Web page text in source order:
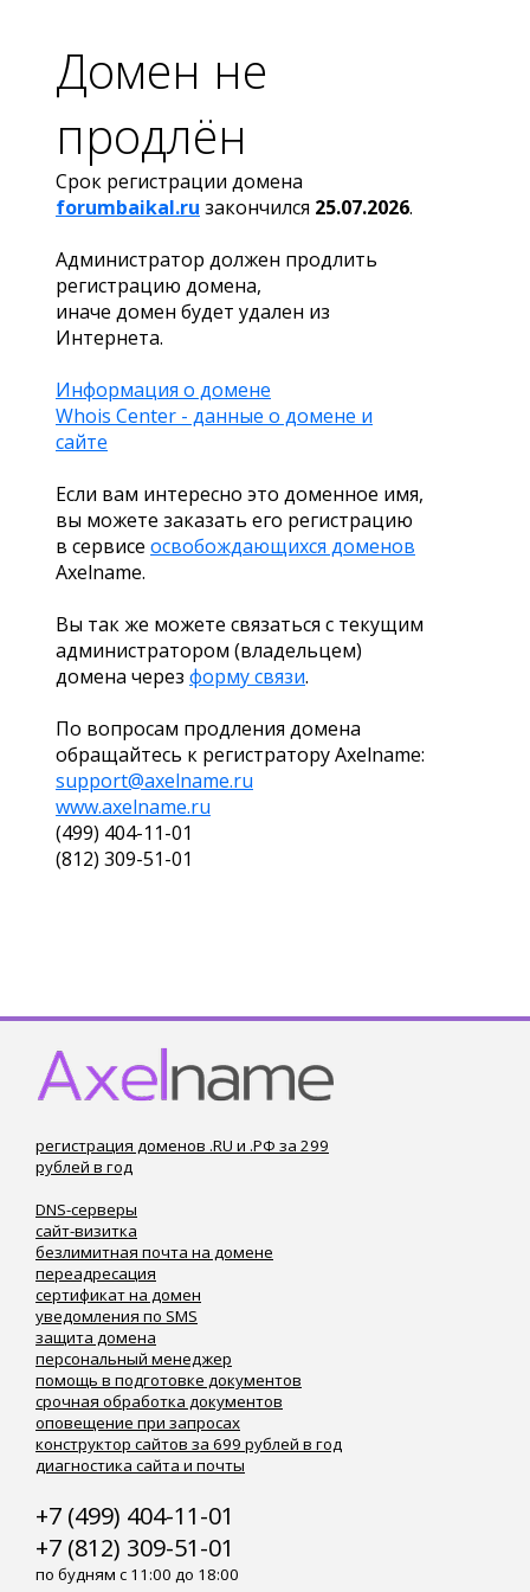
Домен не
продлён
Срок регистрации домена
forumbaikal.ru закончился 25.07.2026.
Администратор должен продлить
регистрацию домена,
иначе домен будет удален из
Интернета.
Информация о домене
Whois Center - данные о домене и
сайте
Если вам интересно это доменное имя,
вы можете заказать его регистрацию
в сервисе освобождающихся доменов
Axelname.
Вы так же можете связаться с текущим
администратором (владельцем)
домена через форму связи.
По вопросам продления домена
обращайтесь к регистратору Axelname:
support@axelname.ru
www.axelname.ru
(499) 404-11-01
(812) 309-51-01
регистрация доменов .RU и .РФ за 299
рублей в год
DNS-серверы
сайт-визитка
безлимитная почта на домене
переадресация
сертификат на домен
уведомления по SMS
защита домена
персональный менеджер
помощь в подготовке документов
срочная обработка документов
оповещение при запросах
конструктор сайтов за 699 рублей в год
диагностика сайта и почты
+7 (499) 404-11-01
+7 (812) 309-51-01
по будням с 11:00 до 18:00